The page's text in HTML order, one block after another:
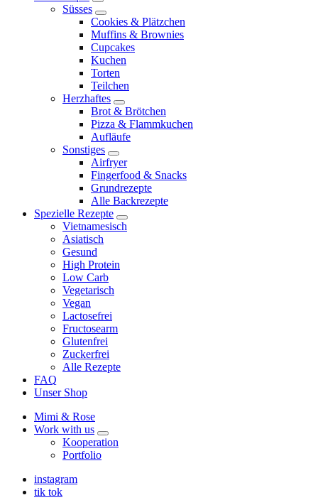
expand
child
menu
Süsses
expand
child
menu
Cookies & Plätzchen
Muffins & Brownies
Cupcakes
Kuchen
Torten
Teilchen
Herzhaftes
expand
child
menu
Brot & Brötchen
Pizza & Flammkuchen
Aufläufe
Sonstiges
expand
child
menu
Airfryer
Fingerfood & Snacks
Grundrezepte
Alle Backrezepte
Spezielle Rezepte
expand
child
Vietnamesisch
Asiatisch
Gesund
High Protein
Low Carb
Vegetarisch
Vegan
Lactosefrei
Fructosearm
Glutenfrei
Zuckerfrei
Alle Rezepte
FAQ
Unser Shop
Mimi & Rose
Work with us
expand
child
Kooperation
Portfolio
instagram
tik tok